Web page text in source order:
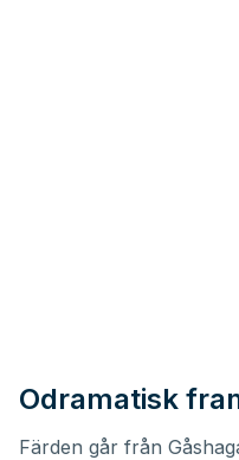
Odramatisk
Färden går från